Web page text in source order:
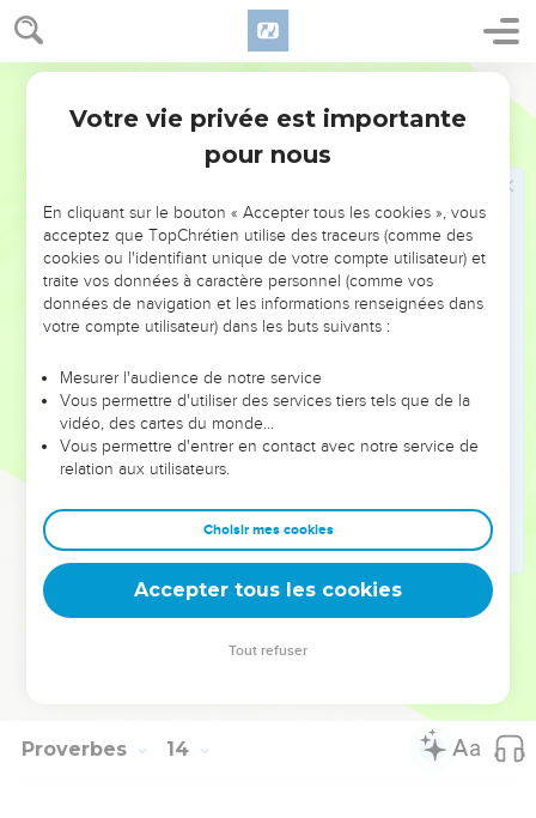
Proverbes 13
18 Ceux qui refusent les avertissements seront pauvres et
méprisés. Mais ceux qui acceptent les reproches seront
honorés.
Chacun prend plaisir à satisfaire ses désirs. C’est pourquoi
les sots détestent s’éloigner du mal.
fréquentes les sots, tu auras des ennuis.
Le malheur poursuit les pécheurs. Mais le bonheur
récompense ceux qui agissent bien.
Celui qui fait le bien laisse un héritage à ses petits-
enfants. Mais la fortune du pécheur est pour ceux qui
agissent bien.
Le champ bien cultivé du pauvre donne beaucoup à
manger. Mais l’homme malhonnête perd ses forces peu à
le corrige montre son amour pour lui.
Celui qui agit bien aura de la nourriture en abondance.
Mais ceux qui agissent mal, leur ventre reste vide.
© Société biblique française – Bibli’O, 2000, avec autorisation. Pour vous procurer
Proverbes 14
Votre vie privée est importante
pour nous
En cliquant sur le bouton « Accepter tous les cookies », vous
acceptez que TopChrétien utilise des traceurs (comme des
cookies ou l'identifiant unique de votre compte utilisateur) et
traite vos données à caractère personnel (comme vos
données de navigation et les informations renseignées dans
votre compte utilisateur) dans les buts suivants :
Mesurer l'audience de notre service
Vous permettre d'utiliser des services tiers tels que de la
vidéo, des cartes du monde…
Vous permettre d'entrer en contact avec notre service de
relation aux utilisateurs.
Choisir mes cookies
Accepter tous les cookies
Tout refuser